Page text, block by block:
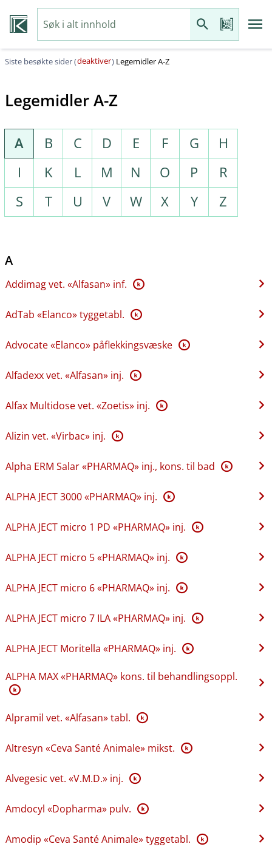
Siste besøkte sider (deaktiver) Legemidler A-Z
Legemidler A-Z
A B C D E F G
H
I
K L M N O P
R
S
T U V W X Y Z
A
Addimag vet. «Alfasan» inf. K
AdTab «Elanco» tyggetabl. K
Advocate «Elanco» påflekkingsvæske K
Alfadexx vet. «Alfasan» inj. K
Alfax Multidose vet. «Zoetis» inj. K
Alizin vet. «Virbac» inj. K
Alpha ERM Salar «PHARMAQ» inj., kons. til bad K
ALPHA JECT 3000 «PHARMAQ» inj. K
ALPHA JECT micro 1 PD «PHARMAQ» inj. K
ALPHA JECT micro 5 «PHARMAQ» inj. K
ALPHA JECT micro 6 «PHARMAQ» inj. K
ALPHA JECT micro 7 ILA «PHARMAQ» inj. K
ALPHA JECT Moritella «PHARMAQ» inj. K
ALPHA MAX «PHARMAQ» kons. til behandlingsoppl.
K
Alpramil vet. «Alfasan» tabl. K
Altresyn «Ceva Santé Animale» mikst. K
Alvegesic vet. «V.M.D.» inj. K
Amdocyl «Dopharma» pulv. K
Amodip «Ceva Santé Animale» tyggetabl. K